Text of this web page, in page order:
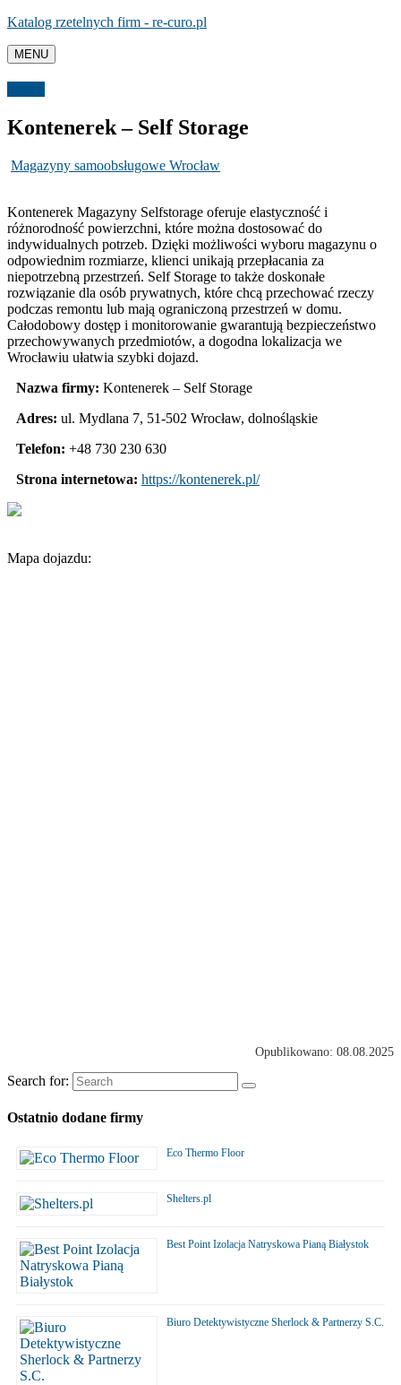
Katalog rzetelnych firm - re-curo.pl
MENU
Kontenerek – Self Storage
Magazyny samoobsługowe Wrocław
Kontenerek Magazyny Selfstorage oferuje elastyczność i
różnorodność powierzchni, które można dostosować do
indywidualnych potrzeb. Dzięki możliwości wyboru magazynu o
odpowiednim rozmiarze, klienci unikają przepłacania za
niepotrzebną przestrzeń. Self Storage to także doskonałe
rozwiązanie dla osób prywatnych, które chcą przechować rzeczy
podczas remontu lub mają ograniczoną przestrzeń w domu.
Całodobowy dostęp i monitorowanie gwarantują bezpieczeństwo
przechowywanych przedmiotów, a dogodna lokalizacja we
Wrocławiu ułatwia szybki dojazd.
Nazwa firmy: Kontenerek – Self Storage
Adres: ul. Mydlana 7, 51-502 Wrocław, dolnośląskie
Telefon: +48 730 230 630
Strona internetowa: https://kontenerek.pl/
Mapa dojazdu:
Opublikowano: 08.08.2025
Search for:
Ostatnio dodane firmy
Eco Thermo Floor
Shelters.pl
Best Point Izolacja Natryskowa Pianą Białystok
Biuro Detektywistyczne Sherlock & Partnerzy S.C.